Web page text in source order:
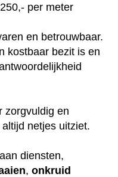
per meter
en betrouwbaar.
kostbaar bezit is en
zorgvuldig en
netjes uitziet.
diensten,
, onkruid